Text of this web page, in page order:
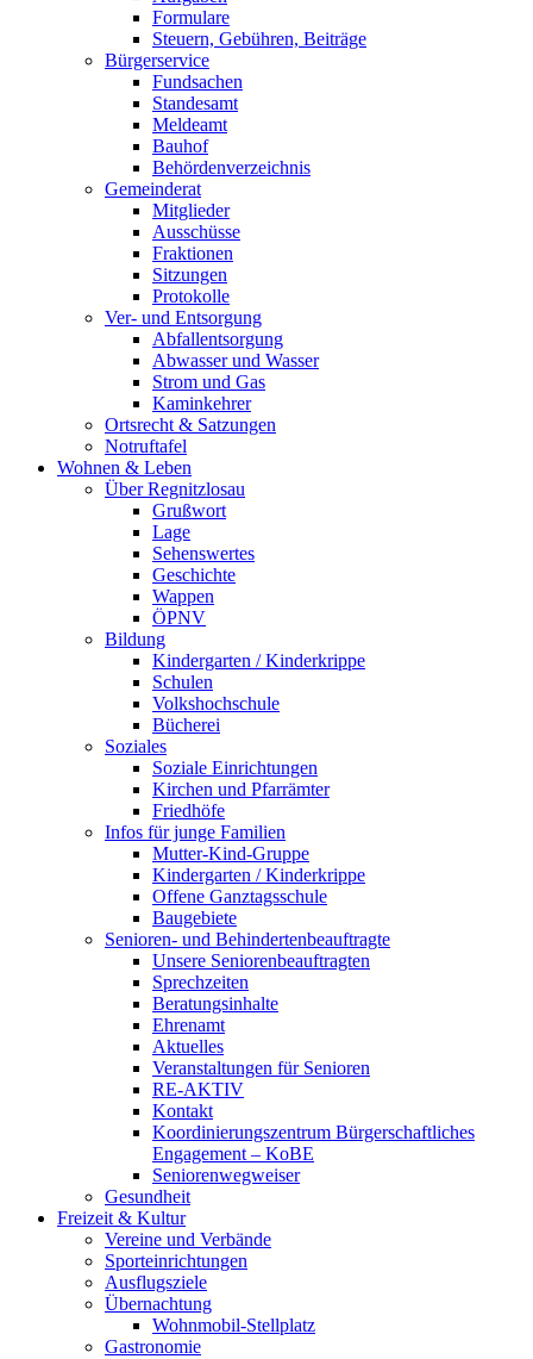
Formulare
Steuern, Gebühren, Beiträge
Bürgerservice
Fundsachen
Standesamt
Meldeamt
Bauhof
Behördenverzeichnis
Gemeinderat
Mitglieder
Ausschüsse
Fraktionen
Sitzungen
Protokolle
Ver- und Entsorgung
Abfallentsorgung
Abwasser und Wasser
Strom und Gas
Kaminkehrer
Ortsrecht & Satzungen
Notruftafel
Wohnen & Leben
Über Regnitzlosau
Grußwort
Lage
Sehenswertes
Geschichte
Wappen
ÖPNV
Bildung
Kindergarten / Kinderkrippe
Schulen
Volkshochschule
Bücherei
Soziales
Soziale Einrichtungen
Kirchen und Pfarrämter
Friedhöfe
Infos für junge Familien
Mutter-Kind-Gruppe
Kindergarten / Kinderkrippe
Offene Ganztagsschule
Baugebiete
Senioren- und Behindertenbeauftragte
Unsere Seniorenbeauftragten
Sprechzeiten
Beratungsinhalte
Ehrenamt
Aktuelles
Veranstaltungen für Senioren
RE-AKTIV
Kontakt
Koordinierungszentrum Bürgerschaftliches
Engagement – KoBE
Seniorenwegweiser
Gesundheit
Freizeit & Kultur
Vereine und Verbände
Sporteinrichtungen
Ausflugsziele
Übernachtung
Wohnmobil-Stellplatz
Gastronomie